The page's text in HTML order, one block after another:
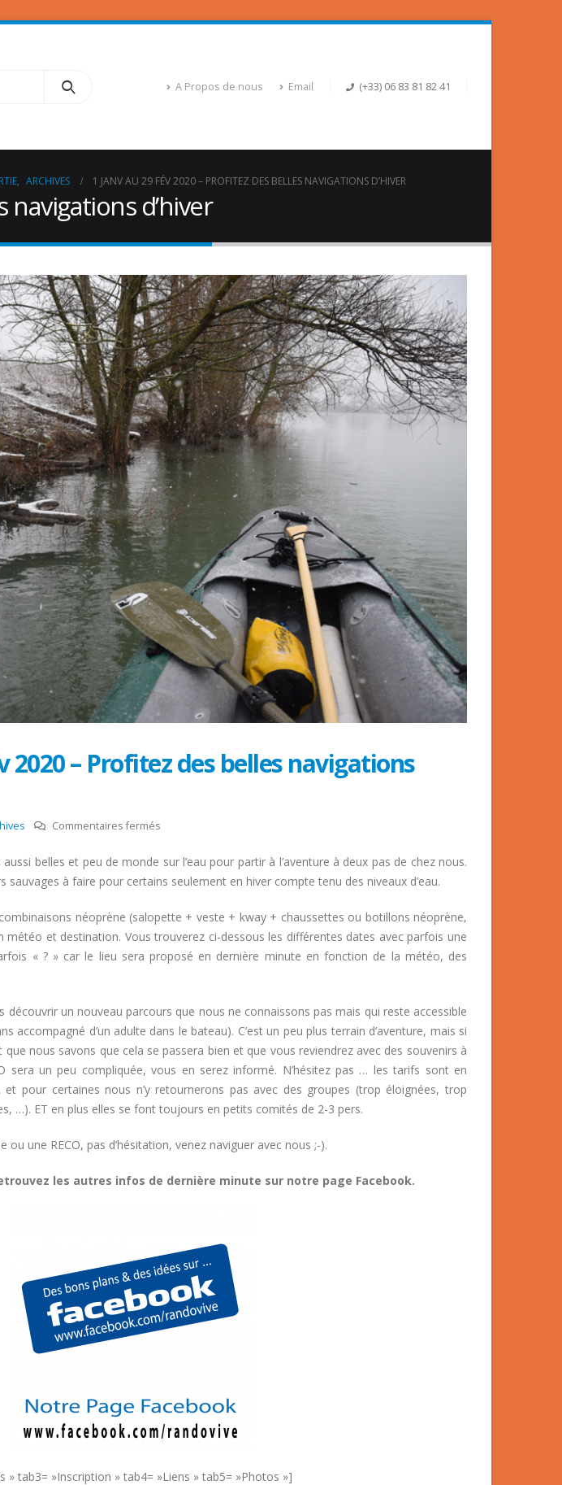
A Propos de nous Email (+33) 06 83 81 82 41
, ARCHIVES 1 JANV AU 29 FÉV 2020 – PROFITEZ DES BELLES NAVIGATIONS D’HIVER
navigations d’hiver
2020 – Profitez des belles navigations
Commentaires ferméssur
janv
au
Fév
2020
–
belles
navigations
d’hiver
belles et peu de monde sur l’eau pour partir à l’aventure à deux pas de chez nous.
sauvages à faire pour certains seulement en hiver compte tenu des niveaux d’eau.
néoprène (salopette + veste + kway + chaussettes ou botillons néoprène,
et destination. Vous trouverez ci-dessous les différentes dates avec parfois une
« ? » car le lieu sera proposé en dernière minute en fonction de la météo, des
découvrir un nouveau parcours que nous ne connaissons pas mais qui reste accessible
accompagné d’un adulte dans le bateau). C’est un peu plus terrain d’aventure, mais si
nous savons que cela se passera bien et que vous reviendrez avec des souvenirs à
sera un peu compliquée, vous en serez informé. N’hésitez pas … les tarifs sont en
pour certaines nous n’y retournerons pas avec des groupes (trop éloignées, trop
…). ET en plus elles se font toujours en petits comités de 2-3 pers.
une RECO, pas d’hésitation, venez naviguer avec nous ;-).
Retrouvez les autres infos de dernière minute sur notre page Facebook.
tab3= »Inscription » tab4= »Liens » tab5= »Photos »]